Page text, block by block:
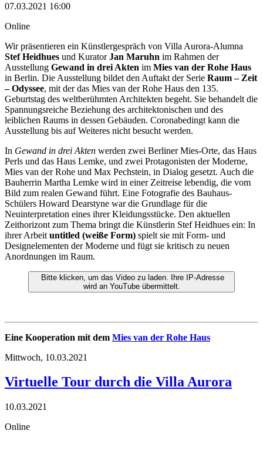
07.03.2021 16:00
Online
Wir präsentieren ein Künstlergespräch von Villa Aurora-Alumna
Stef Heidhues und KuratorJan Maruhn im Rahmen der
Ausstellung Gewand in drei Akten im Mies van der Rohe Haus
in Berlin. Die Ausstellung bildet den Auftakt der Serie Raum – Zeit
– Odyssee, mit der das Mies van der Rohe Haus den 135.
Geburtstag des weltberühmten Architekten begeht. Sie behandelt die
Spannungsreiche Beziehung des architektonischen und des
leiblichen Raums in dessen Gebäuden. Coronabedingt kann die
Ausstellung bis auf Weiteres nicht besucht werden.
In Gewand in drei Akten werden zwei Berliner Mies-Orte, das Haus
Perls und das Haus Lemke, und zwei Protagonisten der Moderne,
Mies van der Rohe und Max Pechstein, in Dialog gesetzt. Auch die
Bauherrin Martha Lemke wird in einer Zeitreise lebendig, die vom
Bild zum realen Gewand führt. Eine Fotografie des Bauhaus-
Schülers Howard Dearstyne war die Grundlage für die
Neuinterpretation eines ihrer Kleidungsstücke. Den aktuellen
Zeithorizont zum Thema bringt die Künstlerin Stef Heidhues ein: In
ihrer Arbeit untitled (weiße Form) spielt sie mit Form- und
Designelementen der Moderne und fügt sie kritisch zu neuen
Anordnungen im Raum.
Bitte klicken, um das Video zu laden. Ihre IP-Adresse
wird an YouTube übermittelt.
Eine Kooperation mit dem Mies van der Rohe Haus
Mittwoch, 10.03.2021
Virtuelle Tour durch die Villa Aurora
10.03.2021
Online